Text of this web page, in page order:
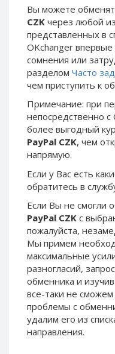
Вы можете
CZK через любой
представленных в
OKchanger впервые
сомнения или
разделом Часто
чем приступить к
Примечание: при
непосредственно c
более выгодный
PayPal CZK, чем
напрямую.
Если у Вас есть
обратитесь в
Если Вы не смогли
PayPal CZK с
пожалуйста,
Мы примем
максимальные
разногласий,
обменника и
все-таки не
проблемы c
удалим его из
направления.
Skril INR
Skril PLN
Skril GBP
Skril AUD
Skril NOK
Paxum USD
Paxum EUR
Epay USD
Phone Balance RUB
Phone Balance UAH
Phone Balance AMD
Neteller USD
Neteller EUR
Neteller INR
Neteller PLN
Neteller GBP
Neteller NOK